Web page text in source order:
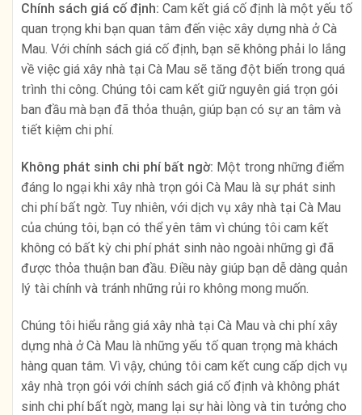
Chính sách giá cố định: Cam kết giá cố định là một yếu tố
quan trọng khi bạn quan tâm đến việc xây dựng nhà ở Cà
Mau. Với chính sách giá cố định, bạn sẽ không phải lo lắng
về việc giá xây nhà tại Cà Mau sẽ tăng đột biến trong quá
trình thi công. Chúng tôi cam kết giữ nguyên giá trọn gói
ban đầu mà bạn đã thỏa thuận, giúp bạn có sự an tâm và
tiết kiệm chi phí.
Không phát sinh chi phí bất ngờ: Một trong những điểm
đáng lo ngại khi xây nhà trọn gói Cà Mau là sự phát sinh
chi phí bất ngờ. Tuy nhiên, với dịch vụ xây nhà tại Cà Mau
của chúng tôi, bạn có thể yên tâm vì chúng tôi cam kết
không có bất kỳ chi phí phát sinh nào ngoài những gì đã
được thỏa thuận ban đầu. Điều này giúp bạn dễ dàng quản
lý tài chính và tránh những rủi ro không mong muốn.
Chúng tôi hiểu rằng giá xây nhà tại Cà Mau và chi phí xây
dựng nhà ở Cà Mau là những yếu tố quan trọng mà khách
hàng quan tâm. Vì vậy, chúng tôi cam kết cung cấp dịch vụ
xây nhà trọn gói với chính sách giá cố định và không phát
sinh chi phí bất ngờ, mang lại sự hài lòng và tin tưởng cho